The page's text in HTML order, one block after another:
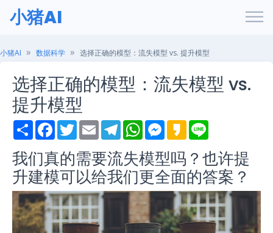
小猪AI
小猪AI 数据科学 选择正确的模型：流失模型 vs. 提升模型
选择正确的模型：流失模型 vs.
提升模型
S
h
r
e
F
a
e
b
o
o
k
T
w
t
t
e
r
E
m
i
l
T
e
e
g
r
a
m
W
h
t
s
A
p
p
M
e
s
e
n
g
e
K
a
a e
我们真的需要流失模型吗？也许提
升建模可以给我们更全面的答案？